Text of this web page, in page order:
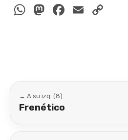
WhatsApp
Mastodon
Facebook
Email
← A su izq. (8)
Frenético